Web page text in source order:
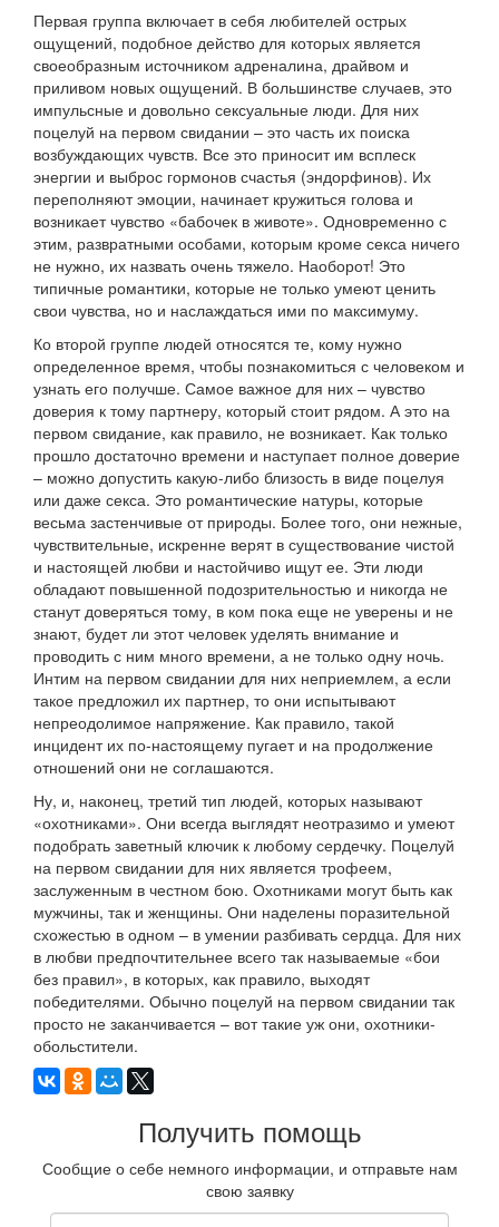
Первая группа включает в себя любителей острых
ощущений, подобное действо для которых является
своеобразным источником адреналина, драйвом и
приливом новых ощущений. В большинстве случаев, это
импульсные и довольно сексуальные люди. Для них
поцелуй на первом свидании – это часть их поиска
возбуждающих чувств. Все это приносит им всплеск
энергии и выброс гормонов счастья (эндорфинов). Их
переполняют эмоции, начинает кружиться голова и
возникает чувство «бабочек в животе». Одновременно с
этим, развратными особами, которым кроме секса ничего
не нужно, их назвать очень тяжело. Наоборот! Это
типичные романтики, которые не только умеют ценить
свои чувства, но и наслаждаться ими по максимуму.
Ко второй группе людей относятся те, кому нужно
определенное время, чтобы познакомиться с человеком и
узнать его получше. Самое важное для них – чувство
доверия к тому партнеру, который стоит рядом. А это на
первом свидание, как правило, не возникает. Как только
прошло достаточно времени и наступает полное доверие
– можно допустить какую-либо близость в виде поцелуя
или даже секса. Это романтические натуры, которые
весьма застенчивые от природы. Более того, они нежные,
чувствительные, искренне верят в существование чистой
и настоящей любви и настойчиво ищут ее. Эти люди
обладают повышенной подозрительностью и никогда не
станут доверяться тому, в ком пока еще не уверены и не
знают, будет ли этот человек уделять внимание и
проводить с ним много времени, а не только одну ночь.
Интим на первом свидании для них неприемлем, а если
такое предложил их партнер, то они испытывают
непреодолимое напряжение. Как правило, такой
инцидент их по-настоящему пугает и на продолжение
отношений они не соглашаются.
Ну, и, наконец, третий тип людей, которых называют
«охотниками». Они всегда выглядят неотразимо и умеют
подобрать заветный ключик к любому сердечку. Поцелуй
на первом свидании для них является трофеем,
заслуженным в честном бою. Охотниками могут быть как
мужчины, так и женщины. Они наделены поразительной
схожестью в одном – в умении разбивать сердца. Для них
в любви предпочтительнее всего так называемые «бои
без правил», в которых, как правило, выходят
победителями. Обычно поцелуй на первом свидании так
просто не заканчивается – вот такие уж они, охотники-
обольстители.
Получить помощь
Сообщие о себе немного информации, и отправьте нам
свою заявку